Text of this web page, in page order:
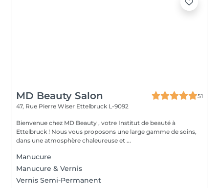
MD Beauty Salon
51
47, Rue Pierre Wiser Ettelbruck L-9092
Bienvenue chez MD Beauty , votre Institut de beauté à
Ettelbruck ! Nous vous proposons une large gamme de soins,
dans une atmosphère chaleureuse et ...
Manucure
Manucure & Vernis
Vernis Semi-Permanent